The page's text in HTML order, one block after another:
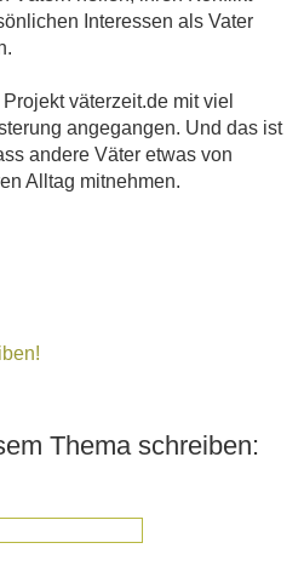
Interessen als Vater
väterzeit.de mit viel
angegangen. Und das ist
andere Väter etwas von
Alltag mitnehmen.
Thema schreiben: